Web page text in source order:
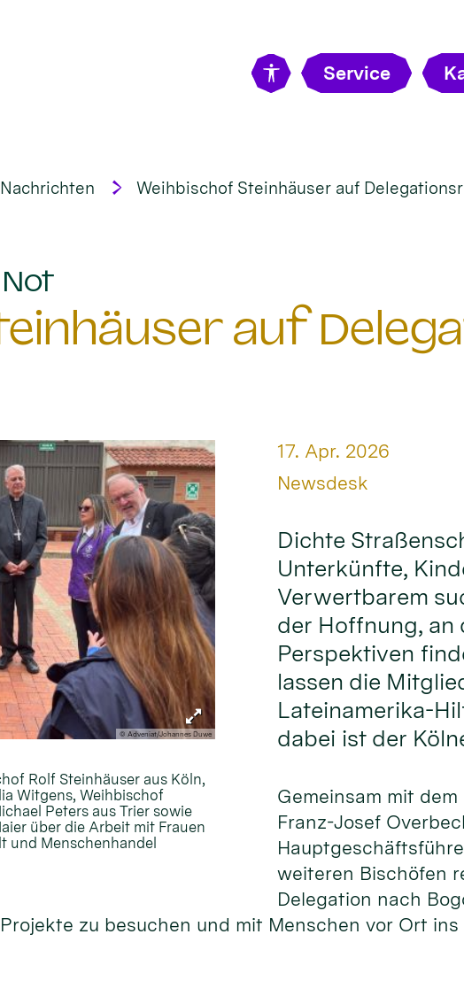
Service
Nachrichten Weihbischof Steinhäuser auf
:
auf
© Adveniat/Johannes Duwe
Rolf Steinhäuser aus Köln,
Witgens, Weihbischof
Peters aus Trier sowie
über die Arbeit mit Frauen
und Menschenhandel
Datum:
17. Apr. 2026
Von:
Newsdesk
Dichte
Unterkünfte,
Verwertbarem
der Hoffnung, an
Perspektiven
lassen die
Lateinamerika-
dabei ist der
Gemeinsam mit
Franz-Josef
weiteren Bischöfen
Delegation nach
zu besuchen und mit Menschen vor Ort